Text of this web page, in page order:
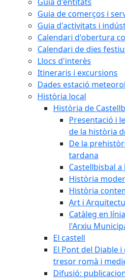
Guia de comerços i
Guia d'activitats i
Calendari d'obertura
Calendari de dies
Llocs d'interès
Itineraris i excursions
Dades estació
Història local
Història de
Presentació i
de la història
De la
tardana
Castellbisbal
Història
Història
Art i
Catàleg en
l'Arxiu
El castell
El Pont del Diable
tresor romà i
Difusió: